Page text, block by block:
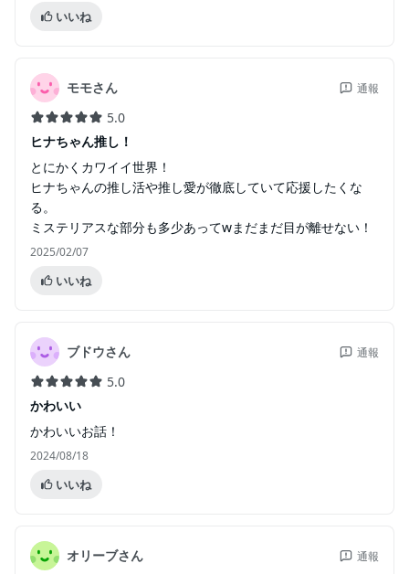
いいね
モモさん 通報
5.0
ヒナちゃん推し！
とにかくカワイイ世界！
ヒナちゃんの推し活や推し愛が徹底していて応援したくな
る。
ミステリアスな部分も多少あってwまだまだ目が離せない！
2025/02/07
いいね
ブドウさん 通報
5.0
かわいい
かわいいお話！
2024/08/18
いいね
オリーブさん 通報